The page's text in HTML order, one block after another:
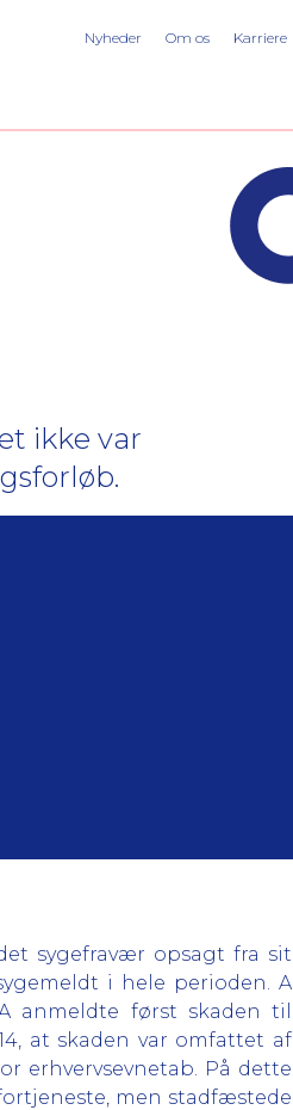
Nyheder Om os Karriere
ikke var
sygefravær opsagt fra sit
i hele perioden. A
anmeldte først skaden til
at skaden var omfattet af
erhvervsevnetab. På dette
men stadfæstede